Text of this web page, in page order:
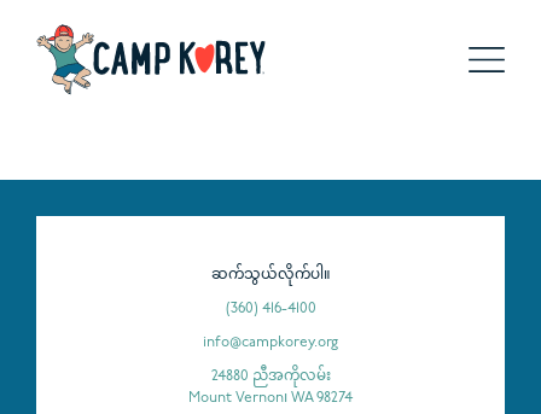
ဆက်သွယ်လိုက်ပါ။
(360) 416-4100
info@campkorey.org
24880 ညီအကိုလမ်း
Mount Vernon၊ WA 98274